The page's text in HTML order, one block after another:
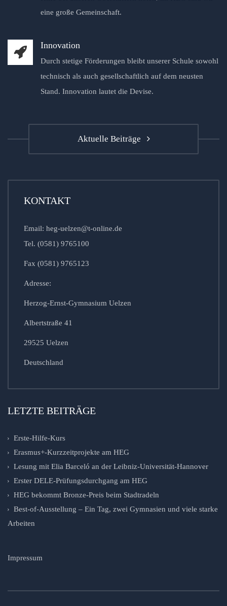
eine große Gemeinschaft.
Innovation
Durch stetige Förderungen bleibt unserer Schule sowohl
technisch als auch gesellschaftlich auf dem neusten
Stand. Innovation lautet die Devise.
Aktuelle Beiträge
KONTAKT
Email: heg-uelzen@t-online.de
Tel. (0581) 9765100
Fax (0581) 9765123
Adresse:
Herzog-Ernst-Gymnasium Uelzen
Albertstraße 41
29525 Uelzen
Deutschland
LETZTE BEITRÄGE
Erste-Hilfe-Kurs
Erasmus+-Kurzzeitprojekte am HEG
Lesung mit Elia Barceló an der Leibniz-Universität-Hannover
Erster DELE-Prüfungsdurchgang am HEG
HEG bekommt Bronze-Preis beim Stadtradeln
Best-of-Ausstellung – Ein Tag, zwei Gymnasien und viele starke
Arbeiten
Impressum